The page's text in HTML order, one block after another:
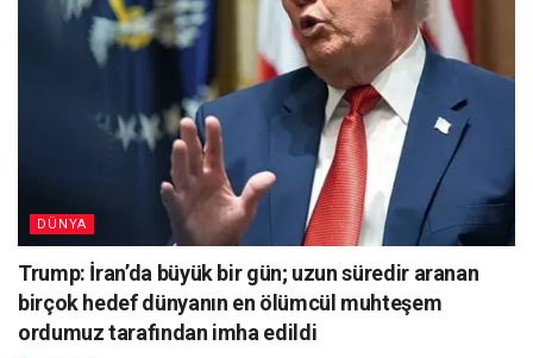
DÜNYA
Trump: İran’da büyük bir gün; uzun süredir aranan
birçok hedef dünyanın en ölümcül muhteşem
ordumuz tarafından imha edildi